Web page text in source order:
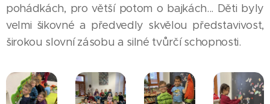
pohádkách, pro větší potom o bajkách... Děti byly
velmi šikovné a předvedly skvělou představivost,
širokou slovní zásobu a silné tvůrčí schopnosti.